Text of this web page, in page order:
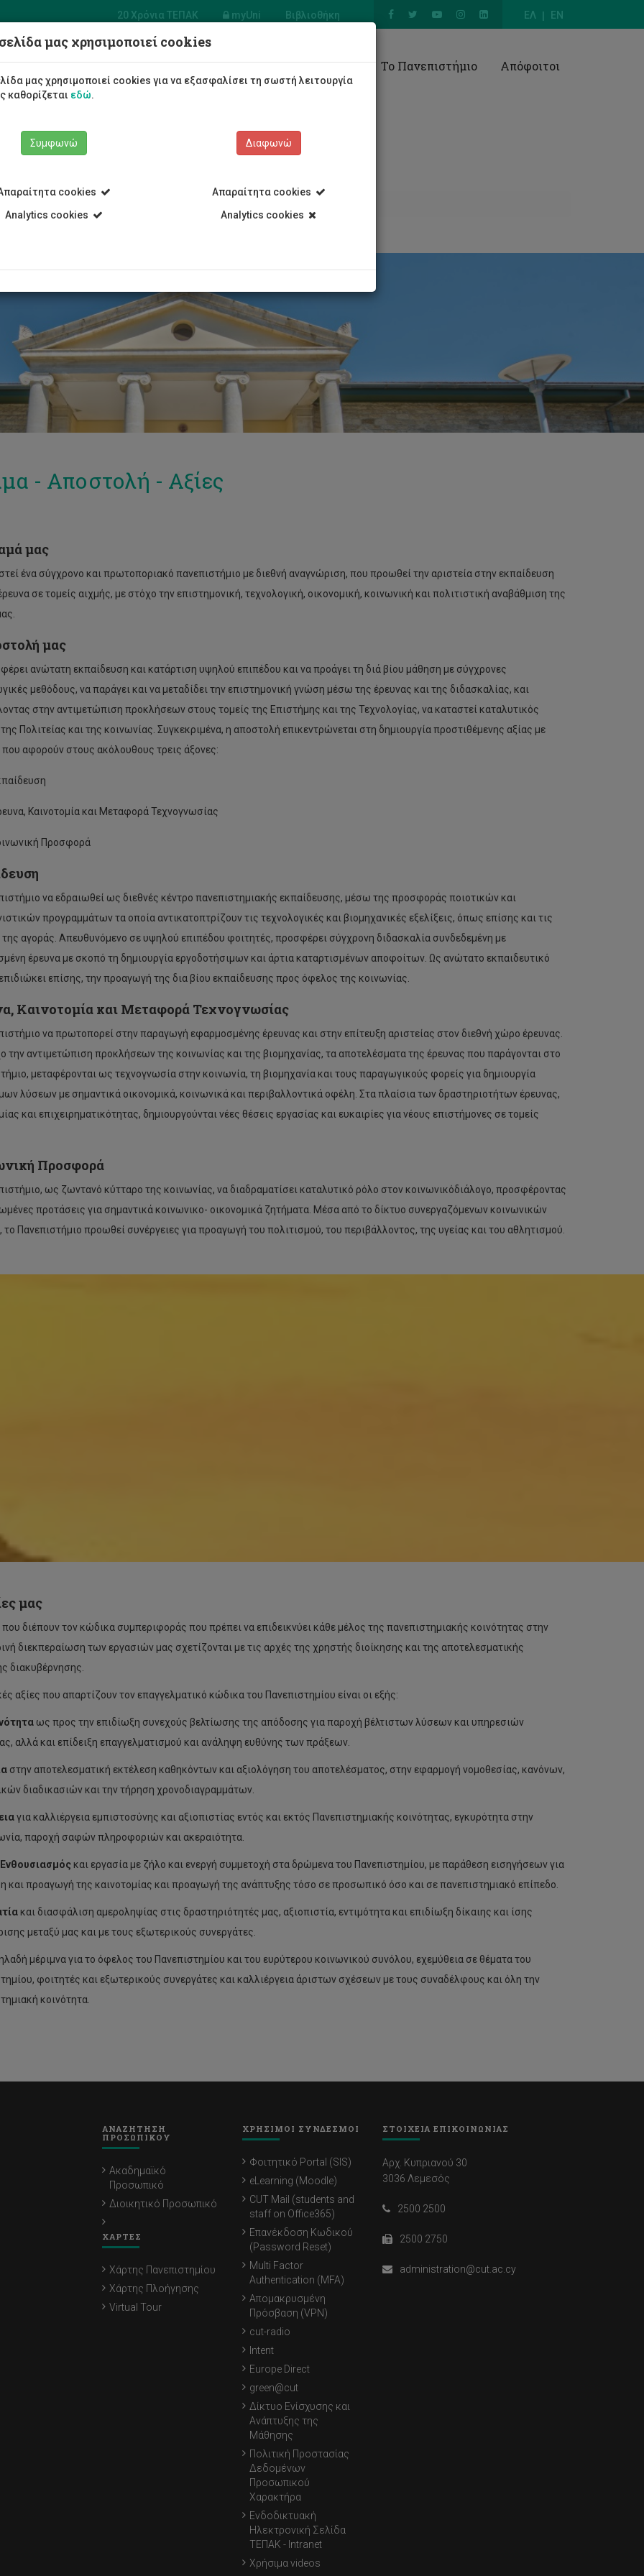
ΕΛ EN
20 Χρόνια ΤΕΠΑΚ myUni Βιβλιοθήκη
Φοιτητές/τριες Σπουδές Έρευνα Το Πανεπιστήμιο Απόφοιτοι
- Αποστολή - Αξίες
μας
ένα σύγχρονο και πρωτοποριακό πανεπιστήμιο με διεθνή αναγνώριση, που προωθεί την αριστεία στην εκπαίδευση
σε τομείς αιχμής, με στόχο την επιστημονική, τεχνολογική, οικονομική, κοινωνική και πολιτιστική αναβάθμιση της
μας
ανώτατη εκπαίδευση και κατάρτιση υψηλού επιπέδου και να προάγει τη διά βίου μάθηση με σύγχρονες
μεθόδους, να παράγει και να μεταδίδει την επιστημονική γνώση μέσω της έρευνας και της διδασκαλίας, και
στην αντιμετώπιση προκλήσεων στους τομείς της Επιστήμης και της Τεχνολογίας, να καταστεί καταλυτικός
Πολιτείας και της κοινωνίας. Συγκεκριμένα, η αποστολή επικεντρώνεται στη δημιουργία προστιθέμενης αξίας με
που αφορούν στους ακόλουθους τρεις άξονες:
Καινοτομία και Μεταφορά Τεχνογνωσίας
Προσφορά
να εδραιωθεί ως διεθνές κέντρο πανεπιστημιακής εκπαίδευσης, μέσω της προσφοράς ποιοτικών και
προγραμμάτων τα οποία αντικατοπτρίζουν τις τεχνολογικές και βιομηχανικές εξελίξεις, όπως επίσης και τις
της αγοράς. Απευθυνόμενο σε υψηλού επιπέδου φοιτητές, προσφέρει σύγχρονη διδασκαλία συνδεδεμένη με
έρευνα με σκοπό τη δημιουργία εργοδοτήσιμων και άρτια καταρτισμένων αποφοίτων. Ως ανώτατο εκπαιδευτικό
επίσης, την προαγωγή της δια βίου εκπαίδευσης προς όφελος της κοινωνίας.
Καινοτομία και Μεταφορά Τεχνογνωσίας
να πρωτοπορεί στην παραγωγή εφαρμοσμένης έρευνας και στην επίτευξη αριστείας στον διεθνή χώρο έρευνας.
την αντιμετώπιση προκλήσεων της κοινωνίας και της βιομηχανίας, τα αποτελέσματα της έρευνας που παράγονται στο
μεταφέρονται ως τεχνογνωσία στην κοινωνία, τη βιομηχανία και τους παραγωγικούς φορείς για δημιουργία
λύσεων με σημαντικά οικονομικά, κοινωνικά και περιβαλλοντικά οφέλη. Στα πλαίσια των δραστηριοτήτων έρευνας,
και επιχειρηματικότητας, δημιουργούνται νέες θέσεις εργασίας και ευκαιρίες για νέους επιστήμονες σε τομείς
Προσφορά
ως ζωντανό κύτταρο της κοινωνίας, να διαδραματίσει καταλυτικό ρόλο στον κοινωνικόδιάλογο, προσφέροντας
προτάσεις για σημαντικά κοινωνικο- οικονομικά ζητήματα. Μέσα από το δίκτυο συνεργαζόμενων κοινωνικών
Πανεπιστήμιο προωθεί συνέργειες για προαγωγή του πολιτισμού, του περιβάλλοντος, της υγείας και του αθλητισμού.
μας
που διέπουν τον κώδικα συμπεριφοράς που πρέπει να επιδεικνύει κάθε μέλος της πανεπιστημιακής κοινότητας στην
διεκπεραίωση των εργασιών μας σχετίζονται με τις αρχές της χρηστής διοίκησης και της αποτελεσματικής
διακυβέρνησης.
αξίες που απαρτίζουν τον επαγγελματικό κώδικα του Πανεπιστημίου είναι οι εξής:
ως προς την επιδίωξη συνεχούς βελτίωσης της απόδοσης για παροχή βέλτιστων λύσεων και υπηρεσιών
αλλά και επίδειξη επαγγελματισμού και ανάληψη ευθύνης των πράξεων.
στην αποτελεσματική εκτέλεση καθηκόντων και αξιολόγηση του αποτελέσματος, στην εφαρμογή νομοθεσίας, κανόνων,
διαδικασιών και την τήρηση χρονοδιαγραμμάτων.
για καλλιέργεια εμπιστοσύνης και αξιοπιστίας εντός και εκτός Πανεπιστημιακής κοινότητας, εγκυρότητα στην
παροχή σαφών πληροφοριών και ακεραιότητα.
και εργασία με ζήλο και ενεργή συμμετοχή στα δρώμενα του Πανεπιστημίου, με παράθεση εισηγήσεων για
και προαγωγή της καινοτομίας και προαγωγή της ανάπτυξης τόσο σε προσωπικό όσο και σε πανεπιστημιακό επίπεδο.
και διασφάλιση αμεροληψίας στις δραστηριότητές μας, αξιοπιστία, εντιμότητα και επιδίωξη δίκαιης και ίσης
μεταξύ μας και με τους εξωτερικούς συνεργάτες.
μέριμνα για το όφελος του Πανεπιστημίου και του ευρύτερου κοινωνικού συνόλου, εχεμύθεια σε θέματα του
φοιτητές και εξωτερικούς συνεργάτες και καλλιέργεια άριστων σχέσεων με τους συναδέλφους και όλη την
κοινότητα.
ΑΝΑΖΗΤΗΣΗ
ΠΡΟΣΩΠΙΚΟΥ
Ακαδημαϊκό
Προσωπικό
Διοικητικό Προσωπικό
ΧΑΡΤΕΣ
Χάρτης Πανεπιστημίου
Χάρτης Πλοήγησης
Virtual Tour
ΧΡΗΣΙΜΟΙ ΣΥΝΔΕΣΜΟΙ
Φοιτητικό Portal (SIS)
eLearning (Moodle)
CUT Mail (students and
staff on Office365)
Επανέκδοση Κωδικού
(Password Reset)
Multi Factor
Authentication (MFA)
Απομακρυσμένη
Πρόσβαση (VPN)
cut-radio
Intent
Europe Direct
green@cut
Δίκτυο Ενίσχυσης και
Ανάπτυξης της
Μάθησης
Πολιτική Προστασίας
Δεδομένων
Προσωπικού
Χαρακτήρα
Ενδοδικτυακή
Ηλεκτρονική Σελίδα
ΤΕΠΑΚ - Intranet
Χρήσιμα videos
ΣΤΟΙΧΕΙΑ ΕΠΙΚΟΙΝΩΝΙΑΣ
Αρχ. Κυπριανού 30
3036 Λεμεσός
2500 2500
2500 2750
administration@cut.ac.cy
μας χρησιμοποιεί cookies
μας χρησιμοποιεί cookies για να εξασφαλίσει τη σωστή λειτουργία
καθορίζεται εδώ.
Συμφωνώ
cookies
Analytics cookies
Διαφωνώ
Απαραίτητα cookies
Analytics cookies